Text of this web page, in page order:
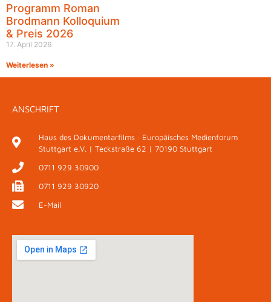
Programm Roman
Brodmann Kolloquium
& Preis 2026
17. April 2026
Weiterlesen »
ANSCHRIFT
Haus des Dokumentarfilms · Europäisches Medienforum
Stuttgart e.V. | Teckstraße 62 | 70190 Stuttgart
0711 929 30900
0711 929 30920
E-Mail